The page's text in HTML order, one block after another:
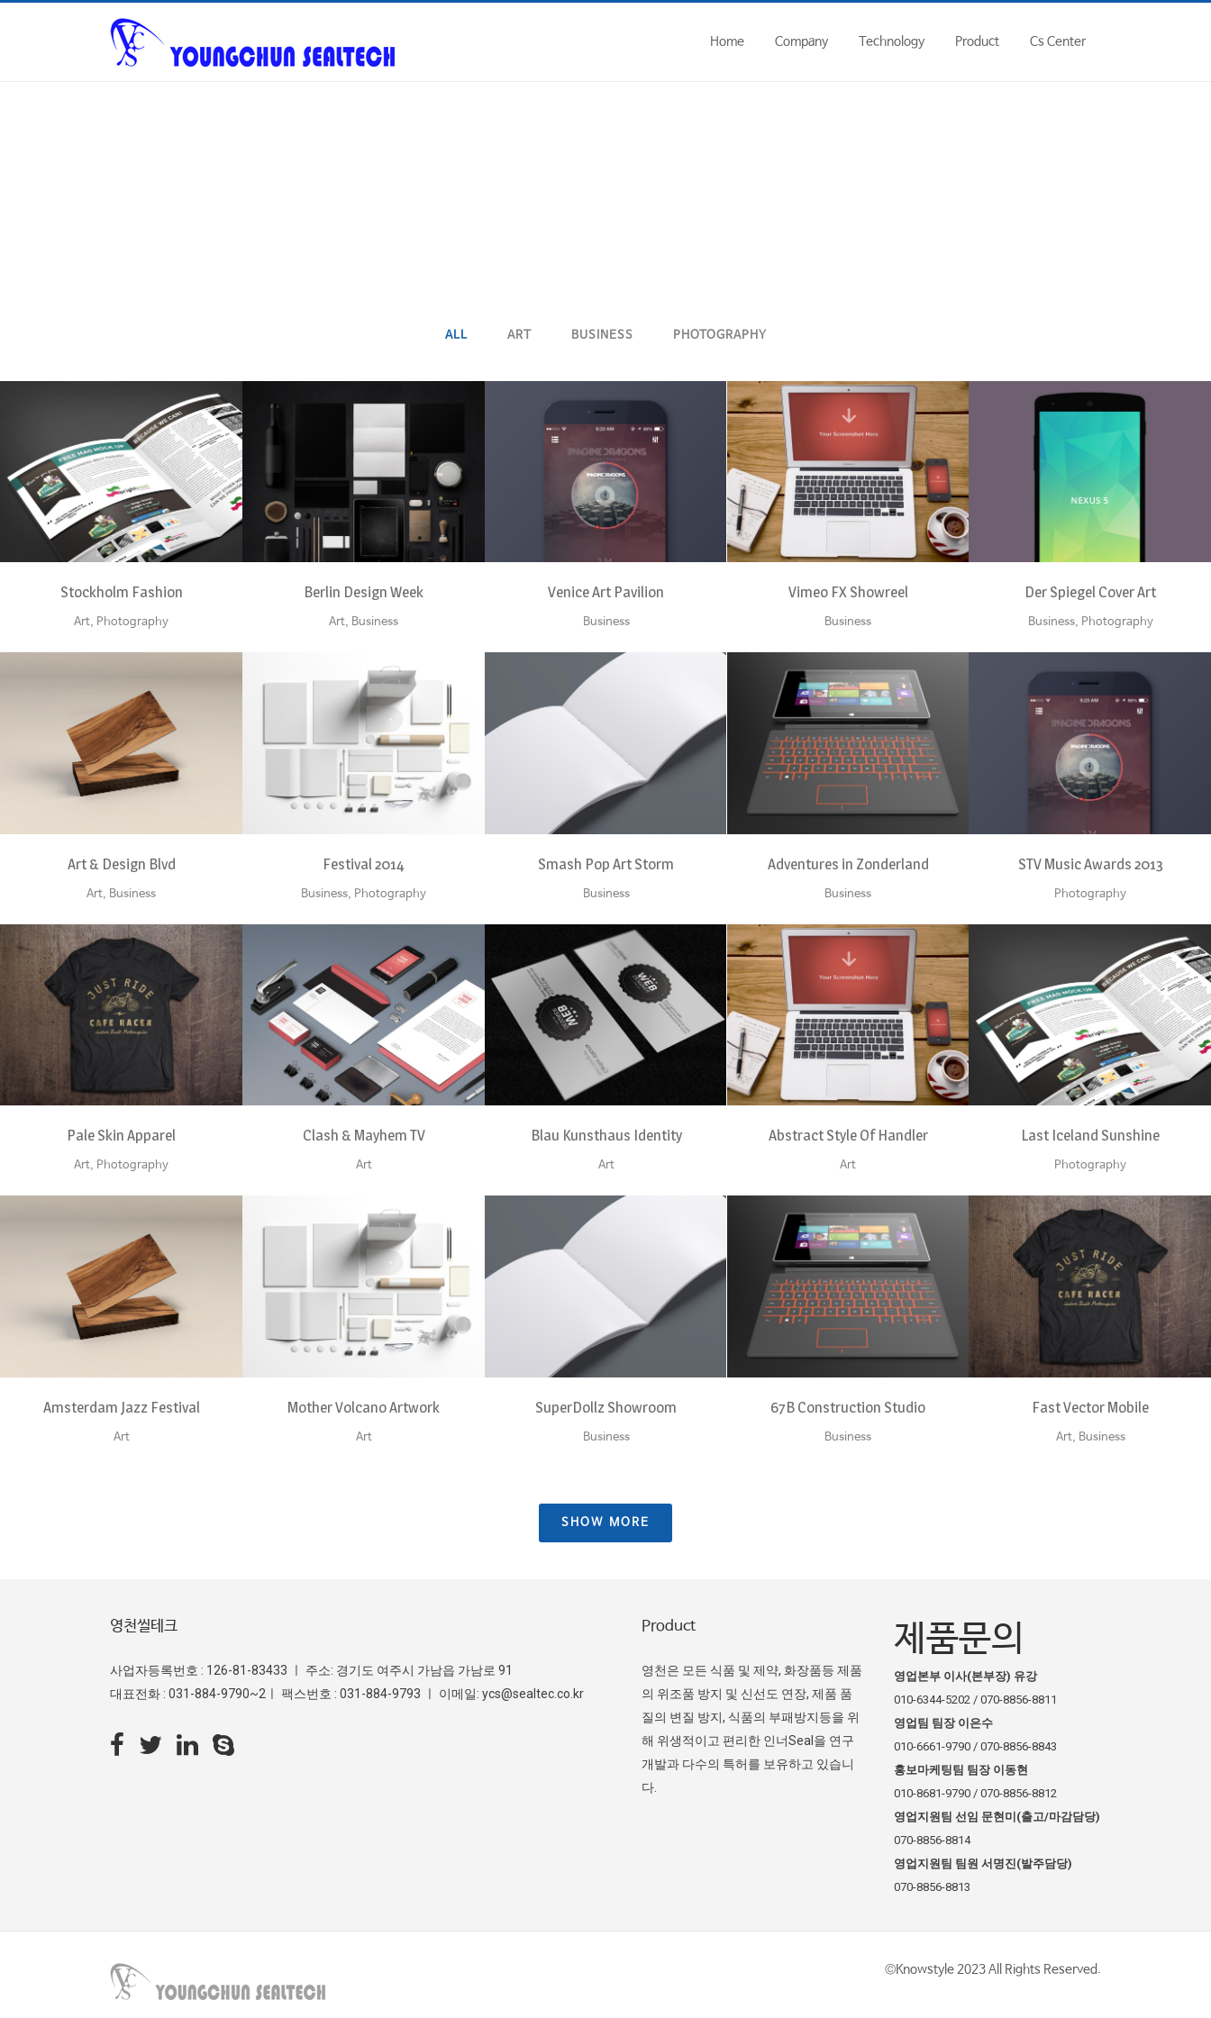
: ftp_fget() expects parameter 1 to be resource, null given in /home/ycseal/www/wp-admin/includes/class-wp-filesystem-ftpext.php on line146
Home Company Technology Product Cs Center
ALL ART BUSINESS PHOTOGRAPHY
ZOOM VIEW
Stockholm Fashion
Art, Photography
Berlin Design Week
Art, Business
ZOOM
Venice Art Pavilion
Business
ZOOM VIEW
Vimeo FX Showreel
Business
ZOOM
Der Spiegel Cover Art
Business, Photography
ZOOM VIEW
Art & Design Blvd
Art, Business
ZOOM VIEW
Festival 2014
Business, Photography
Smash Pop Art Storm
Business
ZOOM VIEW
Adventures in Zonderland
Business
ZOOM VIEW
STV Music Awards 2013
Photography
ZOOM VIEW
Pale Skin Apparel
Art, Photography
ZOOM VIEW
Clash & Mayhem TV
Art
ZOOM
Blau Kunsthaus Identity
Art
ZOOM VIEW
Abstract Style Of Handler
Art
ZOOM VIEW
Last Iceland Sunshine
Photography
ZOOM VIEW
Amsterdam Jazz Festival
Art
ZOOM VIEW
Mother Volcano Artwork
Art
SuperDollz Showroom
Business
ZOOM VIEW
67B Construction Studio
Business
ZOOM VIEW
Fast Vector Mobile
Art, Business
SHOW MORE
영천씰테크
사업자등록번호 : 126-81-83433 ㅣ 주소: 경기도 여주시 가남읍 가남로 91
대표전화 : 031-884-9790~2ㅣ 팩스번호 : 031-884-9793 ㅣ 이메일: ycs@sealtec.co.kr
Product
영천은 모든 식품 및 제약, 화장품등 제품
의 위조품 방지 및 신선도 연장, 제품 품
질의 변질 방지, 식품의 부패방지등을 위
해 위생적이고 편리한 인너Seal을 연구
개발과 다수의 특허를 보유하고 있습니
다.
제품문의
영업본부 이사(본부장) 유강
010-6344-5202 / 070-8856-8811
영업팀 팀장 이은수
010-6661-9790 / 070-8856-8843
홍보마케팅팀 팀장 이동현
010-8681-9790 / 070-8856-8812
영업지원팀 선임 문현미(출고/마감담당)
070-8856-8814
영업지원팀 팀원 서명진(발주담당)
070-8856-8813
©Knowstyle 2023 All Rights Reserved.